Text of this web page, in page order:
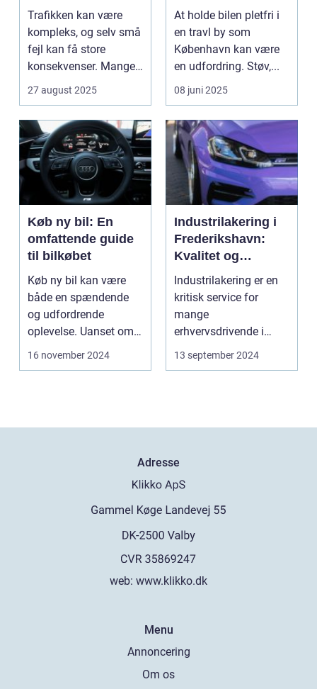
konsekvenser
Trafikken kan være
kompleks, og selv små
fejl kan få store
konsekvenser. Mange
uly...
27 august 2025
At holde bilen pletfri i
en travl by som
København kan være
en udfordring. Støv,...
08 juni 2025
Køb ny bil: En
omfattende guide
til bilkøbet
Køb ny bil kan være
både en spændende
og udfordrende
oplevelse. Uanset om
m...
16 november 2024
Industrilakering i
Frederikshavn:
Kvalitet og
Professionalisme
Industrilakering er en
kritisk service for
mange
erhvervsdrivende i
Frederikshavn og
omegn. Det er p...
13 september 2024
Adresse
web: www.klikko.dk
Menu
Annoncering
Om os